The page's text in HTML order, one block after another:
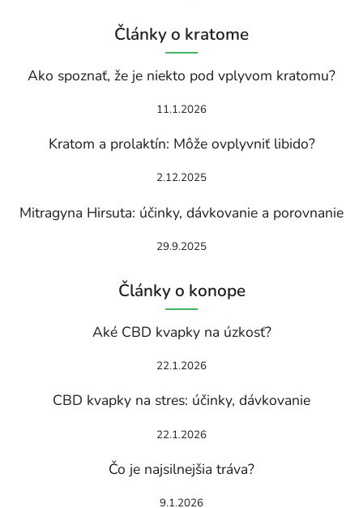
Články o kratome
Ako spoznať, že je niekto pod vplyvom kratomu?
11.1.2026
Kratom a prolaktín: Môže ovplyvniť libido?
2.12.2025
Mitragyna Hirsuta: účinky, dávkovanie a porovnanie
29.9.2025
Články o konope
Aké CBD kvapky na úzkosť?
22.1.2026
CBD kvapky na stres: účinky, dávkovanie
22.1.2026
Čo je najsilnejšia tráva?
9.1.2026